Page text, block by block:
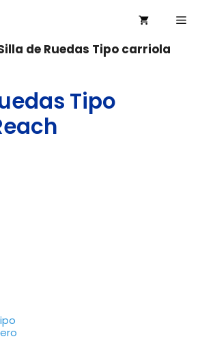
de Ruedas Tipo carriola
Tipo